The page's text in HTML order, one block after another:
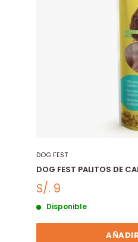
DOG FEST
DOG FEST PALITOS DE
S/. 9
Disponible